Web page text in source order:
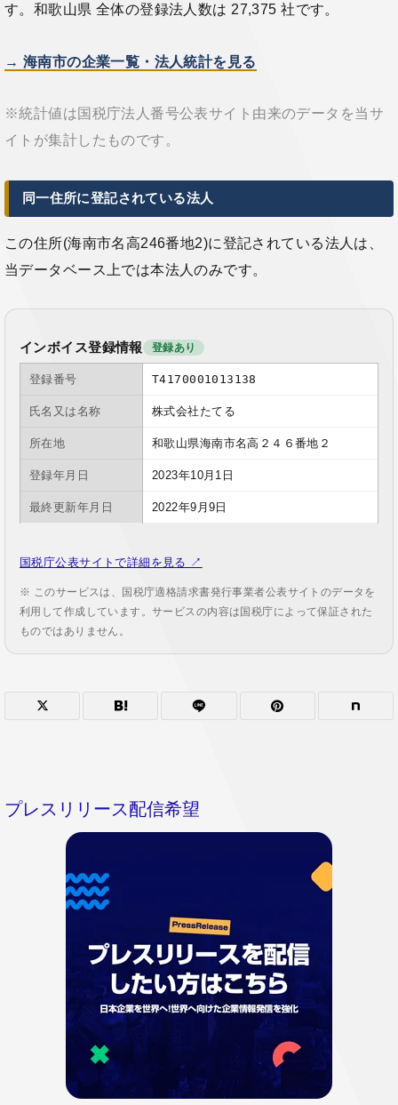
す。和歌山県 全体の登録法人数は 27,375 社です。
→ 海南市の企業一覧・法人統計を見る
※統計値は国税庁法人番号公表サイト由来のデータを当サ
イトが集計したものです。
同一住所に登記されている法人
この住所(海南市名高246番地2)に登記されている法人は、
当データベース上では本法人のみです。
インボイス登録情報 登録あり
登録番号 T4170001013138
氏名又は名称 株式会社たてる
所在地 和歌山県海南市名高２４６番地２
登録年月日 2023年10月1日
最終更新年月日 2022年9月9日
国税庁公表サイトで詳細を見る ↗
※ このサービスは、国税庁適格請求書発行事業者公表サイトのデータを
利用して作成しています。サービスの内容は国税庁によって保証された
ものではありません。
プレスリリース配信希望